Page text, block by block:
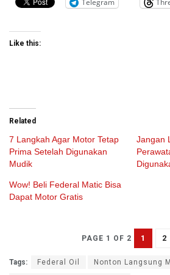
Like this:
Related
7 Langkah Agar Motor Tetap
Prima Setelah Digunakan
Mudik
Jangan
Wow! Beli Federal Matic Bisa
Dapat Motor Gratis
PAGE 1 OF 2 1 2
Tags: Federal Oil Nonton Langsung